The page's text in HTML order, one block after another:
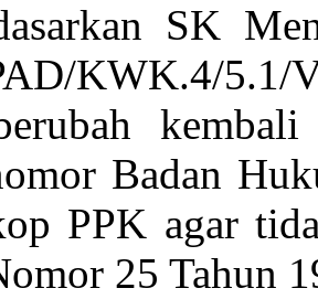
SK
KWK.4/
Badan
PPK agar
25 Tahun